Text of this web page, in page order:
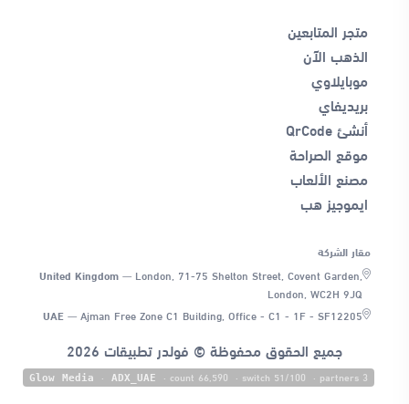
متجر المتابعين
الذهب الآن
موبايلاوي
بريديفاي
أنشئ QrCode
موقع الصراحة
مصنع الألعاب
ايموجيز هب
مقار الشركة
United Kingdom — London, 71-75 Shelton Street, Covent Garden,
London, WC2H 9JQ
UAE — Ajman Free Zone C1 Building, Office - C1 - 1F - SF12205
جميع الحقوق محفوظة © فولدر تطبيقات 2026
Glow Media · ADX_UAE · count 66,590 · switch 51/100 · partners 3